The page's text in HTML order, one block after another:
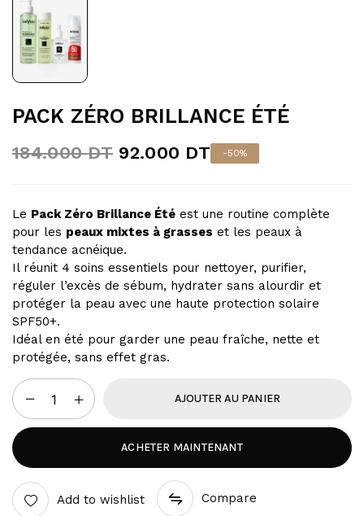
PACK ZÉRO BRILLANCE ÉTÉ
184.000DT 92.000 DT -50%
Le Pack Zéro Brillance Été est une routine complète
pour les peaux mixtes à grasses et les peaux à
tendance acnéique.
Il réunit 4 soins essentiels pour nettoyer, purifier,
réguler l’excès de sébum, hydrater sans alourdir et
protéger la peau avec une haute protection solaire
SPF50+.
Idéal en été pour garder une peau fraîche, nette et
protégée, sans effet gras.
AJOUTER AU PANIER
ACHETER MAINTENANT
Add to wishlist Compare